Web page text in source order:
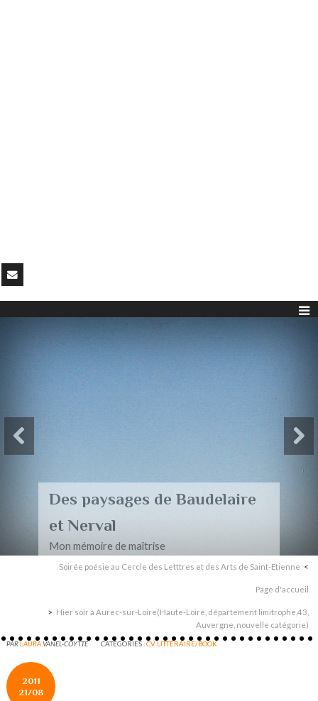
Des paysages de Baudelaire
et Nerval
Mon mémoire de maîtrise
Soirée poésie au Cercle des Letttres et des Arts de Saint-Etienne
Page d'accueil
Hier soir à Aurec-sur-Loire(Haute-Loire, département limitrophe,43,
Auvergne, nouvelle catégorie)
PARLAURAVANEL-COYTTE CATÉGORIES :CV LITTÉRAIRE/BOOK
2011
21/08